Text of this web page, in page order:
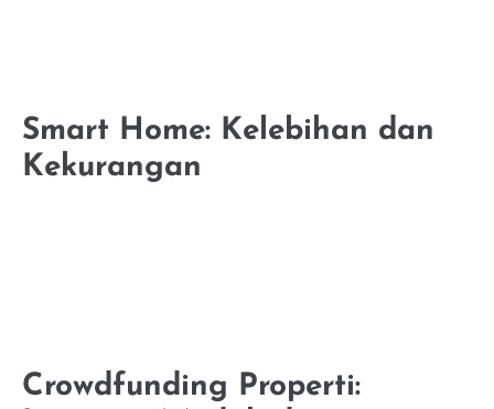
Smart Home: Kelebihan dan
Kekurangan
Crowdfunding Properti: